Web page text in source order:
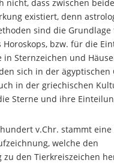
nicht, dass zwischen
existiert, denn
sind die
Horoskops, bzw. für die
in Sternzeichen und
sich in der ägyptischen
in der griechischen
Sterne und ihre
v.Chr. stammt
welche den
zu den Tierkreiszeichen